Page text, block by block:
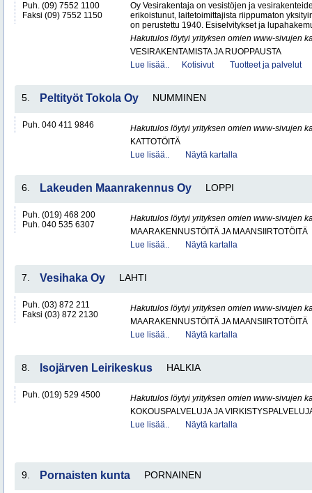
Puh. (09) 7552 1100
Faksi (09) 7552 1150
Oy Vesirakentaja on vesistöjen ja
erikoistunut, laitetoimittajista riippumaton
on perustettu 1940. Esiselvitykset ja
Hakutulos löytyi yrityksen omien www-sivujen
VESIRAKENTAMISTA JA RUOPPAUSTA
Lue lisää..
Kotisivut Tuotteet ja palvelut
5. Peltityöt Tokola Oy NUMMINEN
Puh. 040 411 9846
Hakutulos löytyi yrityksen omien www-sivujen
KATTOTÖITÄ
Lue lisää..
Näytä kartalla
6. Lakeuden Maanrakennus Oy LOPPI
Puh. (019) 468 200
Puh. 040 535 6307
Hakutulos löytyi yrityksen omien www-sivujen
MAARAKENNUSTÖITÄ JA MAANSIIRTOTÖITÄ
Lue lisää..
Näytä kartalla
7. Vesihaka Oy LAHTI
Puh. (03) 872 211
Faksi (03) 872 2130
Hakutulos löytyi yrityksen omien www-sivujen
MAARAKENNUSTÖITÄ JA MAANSIIRTOTÖITÄ
Lue lisää..
Näytä kartalla
8. Isojärven Leirikeskus HALKIA
Puh. (019) 529 4500
Hakutulos löytyi yrityksen omien www-sivujen
KOKOUSPALVELUJA JA
Lue lisää..
Näytä kartalla
9. Pornaisten kunta PORNAINEN